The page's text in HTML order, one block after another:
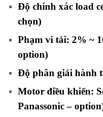
Độ chính xác load
chọn)
Phạm vi tải: 2% ~
option)
Độ phân giải hành
Motor điều khiển:
Panassonic – option